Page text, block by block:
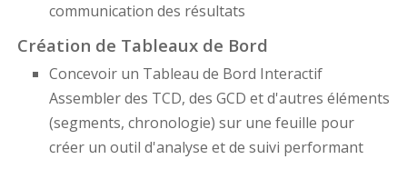
communication des résultats
Création de Tableaux de Bord
Concevoir un Tableau de Bord Interactif
Assembler des TCD, des GCD et d'autres éléments
(segments, chronologie) sur une feuille pour
créer un outil d'analyse et de suivi performant